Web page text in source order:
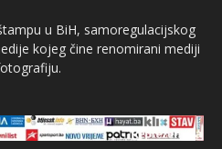
u BiH, samoregulacijskog
kojeg čine renomirani mediji